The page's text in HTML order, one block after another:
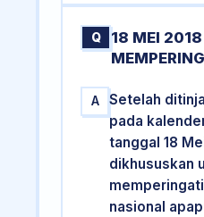
Q
18 MEI 2018
A
Setelah
pada
tanggal 18
dikhususkan
nasional